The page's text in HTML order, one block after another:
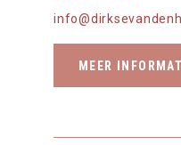
MEER